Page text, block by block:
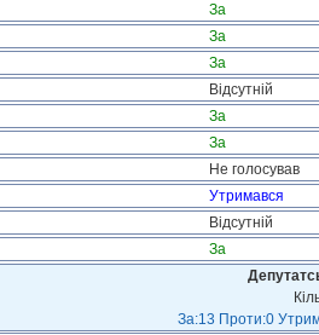
За
За
За
Відсутній
За
За
Не голосував
Утримався
Відсутній
За
За:13 Проти:0